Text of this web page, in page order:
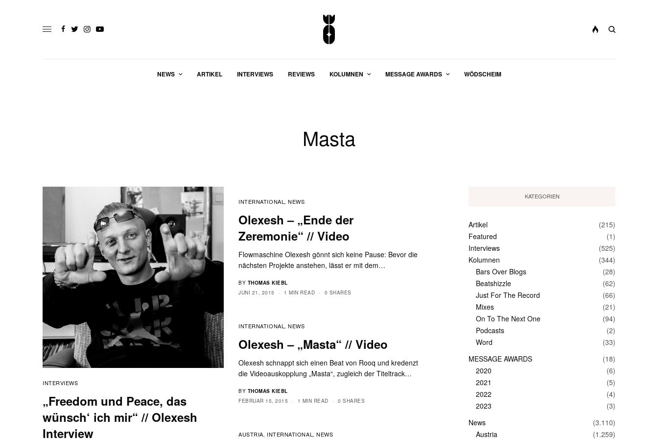
NEWS ARTIKEL INTERVIEWS REVIEWS KOLUMNEN MESSAGE AWARDS WÖDSCHEIM
Masta
INTERVIEWS
„Freedom und Peace, das
wünsch‘ ich mir“ // Olexesh
Interview
INTERNATIONAL ,NEWS
Olexesh – „Ende der
Zeremonie“ // Video
Flowmaschine Olexesh gönnt sich keine Pause: Bevor die
nächsten Projekte anstehen, lässt er mit dem…
BY THOMAS KIEBL
JUNI 21, 2015
1 MIN READ 0 SHARES
INTERNATIONAL ,NEWS
Olexesh – „Masta“ // Video
Olexesh schnappt sich einen Beat von Rooq und kredenzt
die Videoauskopplung „Masta“, zugleich der Titeltrack…
BY THOMAS KIEBL
FEBRUAR 15, 2015
1 MIN READ 0 SHARES
AUSTRIA, INTERNATIONAL ,NEWS
KATEGORIEN
Artikel
(215)
Featured
(1)
Interviews
(525)
Kolumnen
(344)
Bars Over Blogs
(28)
Beatshizzle
(62)
Just For The Record
(66)
Mixes
(21)
On To The Next One
(94)
Podcasts
(2)
Word
(33)
MESSAGE AWARDS
(18)
2020
(6)
2021
(5)
2022
(4)
2023
(3)
News
(3.110)
Austria
(1.259)